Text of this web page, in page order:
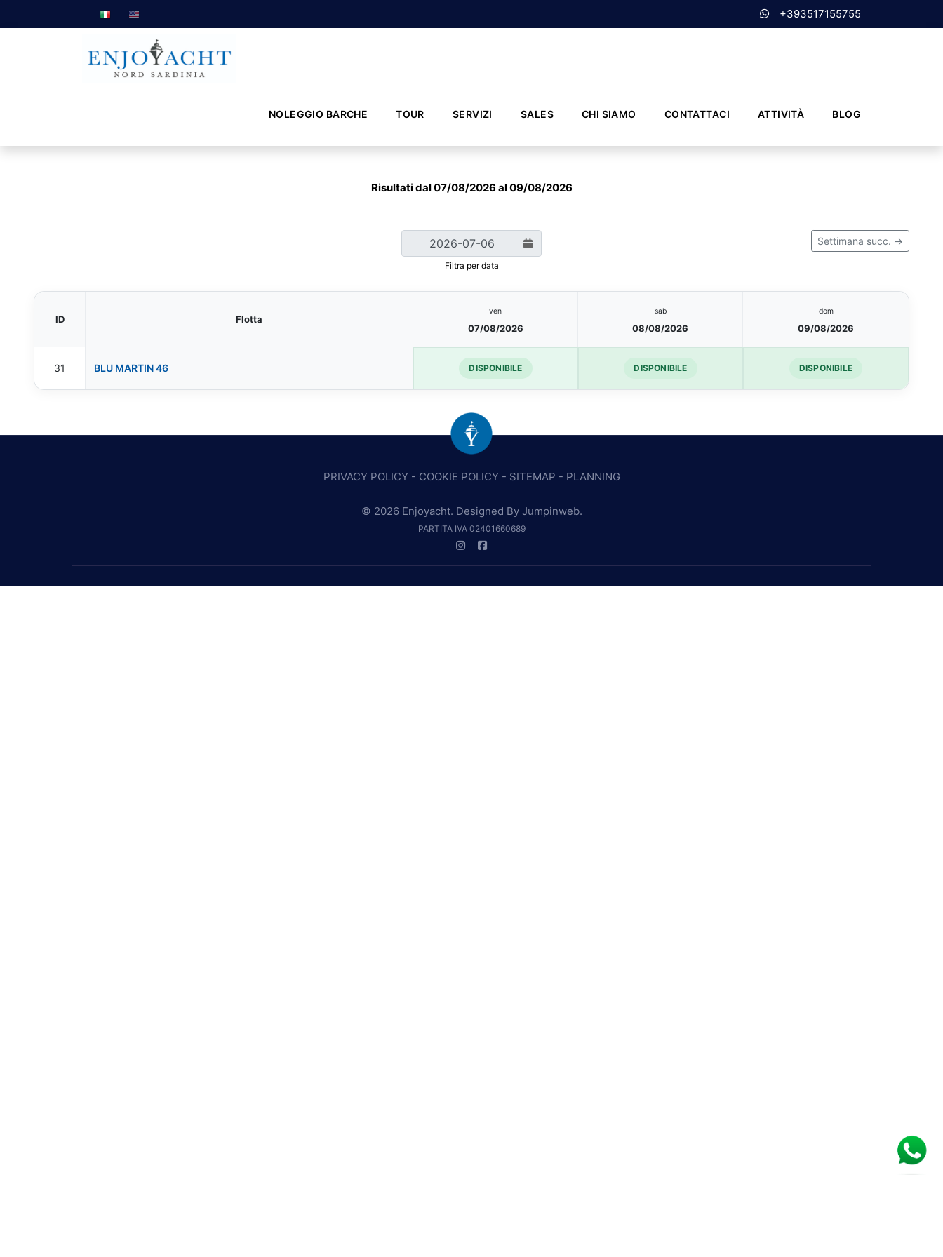
+393517155755
NOLEGGIO BARCHE TOUR SERVIZI SALES CHI SIAMO CONTATTACI ATTIVITÀ BLOG
Risultati dal 07/08/2026 al 09/08/2026
Filtra per data
Settimana succ. →
ID Flotta
ven
07/08/2026
sab
08/08/2026
dom
09/08/2026
31 BLU MARTIN 46 DISPONIBILE DISPONIBILE DISPONIBILE
PRIVACY POLICY- COOKIE POLICY- SITEMAP - PLANNING
© 2026 Enjoyacht. Designed By Jumpinweb.
PARTITA IVA 02401660689